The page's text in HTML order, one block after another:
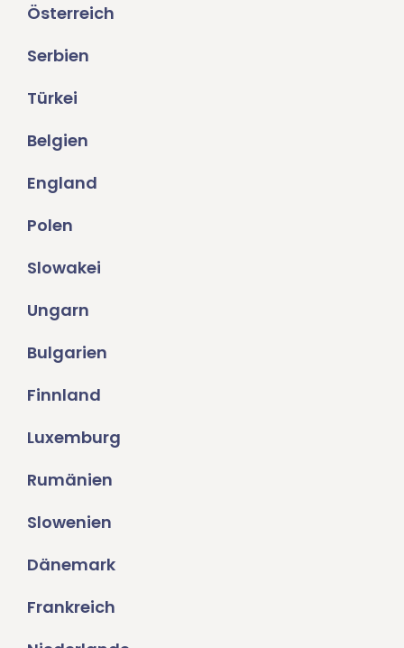
Österreich
Serbien
Türkei
Belgien
England
Polen
Slowakei
Ungarn
Bulgarien
Finnland
Luxemburg
Rumänien
Slowenien
Dänemark
Frankreich